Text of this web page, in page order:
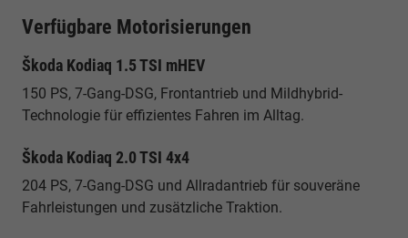
Verfügbare Motorisierungen
Škoda Kodiaq 1.5 TSI mHEV
150 PS, 7-Gang-DSG, Frontantrieb und Mildhybrid-
Technologie für effizientes Fahren im Alltag.
Škoda Kodiaq 2.0 TSI 4x4
204 PS, 7-Gang-DSG und Allradantrieb für souveräne
Fahrleistungen und zusätzliche Traktion.